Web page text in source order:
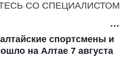
СО СПЕЦИАЛИСТОМ
спортсмены и
на Алтае 7 августа